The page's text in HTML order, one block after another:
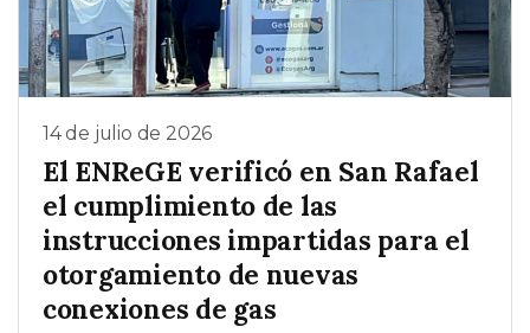
14 de julio de 2026
El ENReGE verificó en San Rafael
el cumplimiento de las
instrucciones impartidas para el
otorgamiento de nuevas
conexiones de gas